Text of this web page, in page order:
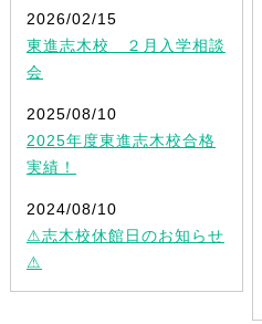
2026/02/15
東進志木校 ２月入学相談
会
2025/08/10
2025年度東進志木校合格
実績！
2024/08/10
⚠志木校休館日のお知らせ
⚠